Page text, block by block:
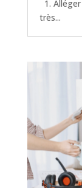
1.
très...